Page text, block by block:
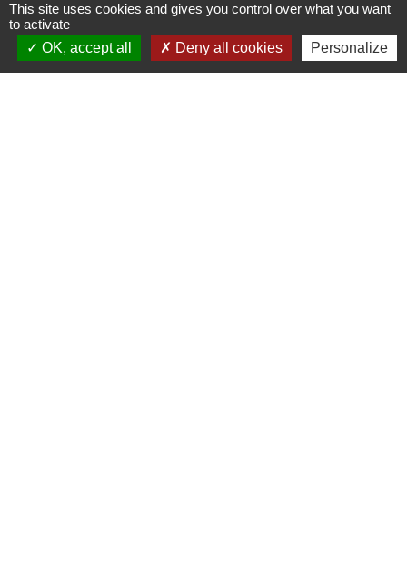
Signaler une erreur sur cette page
This site uses cookies and gives you control over what you want
to activate
OK, accept all
Deny all cookies Personalize